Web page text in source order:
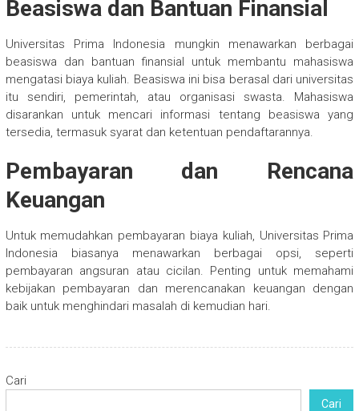
Beasiswa dan Bantuan Finansial
Universitas Prima Indonesia mungkin menawarkan berbagai
beasiswa dan bantuan finansial untuk membantu mahasiswa
mengatasi biaya kuliah. Beasiswa ini bisa berasal dari universitas
itu sendiri, pemerintah, atau organisasi swasta. Mahasiswa
disarankan untuk mencari informasi tentang beasiswa yang
tersedia, termasuk syarat dan ketentuan pendaftarannya.
Pembayaran dan Rencana
Keuangan
Untuk memudahkan pembayaran biaya kuliah, Universitas Prima
Indonesia biasanya menawarkan berbagai opsi, seperti
pembayaran angsuran atau cicilan. Penting untuk memahami
kebijakan pembayaran dan merencanakan keuangan dengan
baik untuk menghindari masalah di kemudian hari.
Cari
Cari